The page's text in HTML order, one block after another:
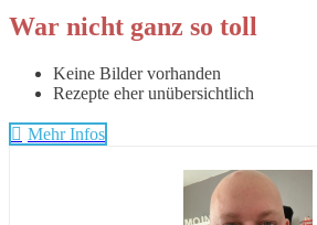
War nicht ganz so toll
Keine Bilder vorhanden
Rezepte eher unübersichtlich
Mehr Infos